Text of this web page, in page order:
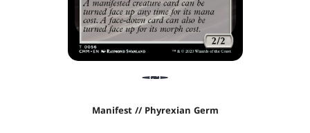
Manifest // Phyrexian Germ